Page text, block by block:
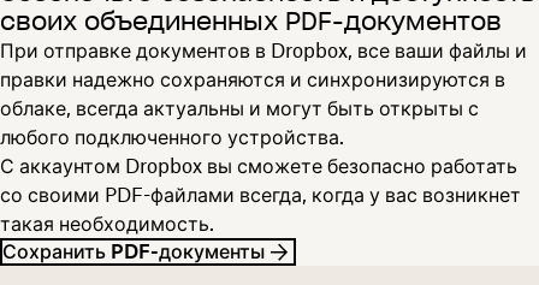
своих объединенных PDF-документов
При отправке документов в Dropbox, все ваши файлы и
правки надежно сохраняются и синхронизируются в
облаке, всегда актуальны и могут быть открыты с
любого подключенного устройства.
С аккаунтом Dropbox вы сможете безопасно работать
со своими PDF-файлами всегда, когда у вас возникнет
такая необходимость.
Сохранить PDF-документы